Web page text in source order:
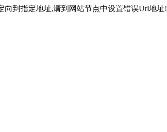
到指定地址,请到网站节点中设置错误Url地址!